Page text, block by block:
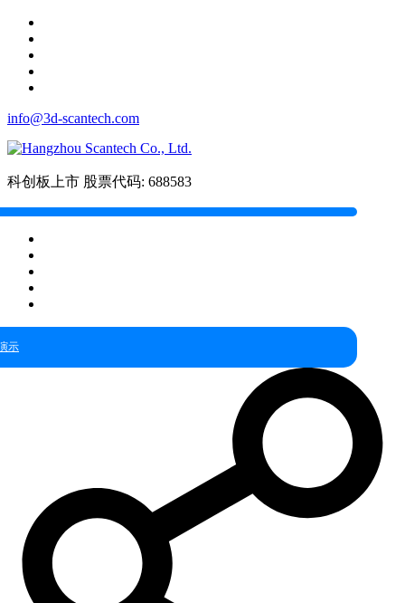
info@3d-scantech.com
科创板上市 股票代码: 688583
示